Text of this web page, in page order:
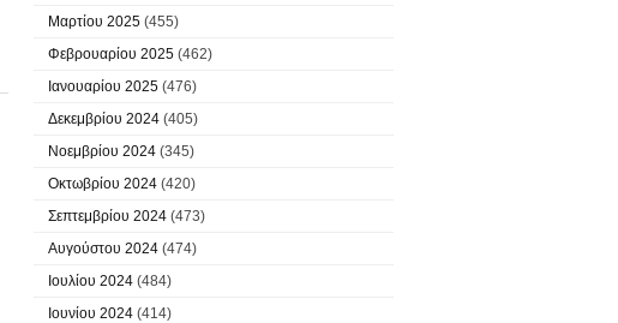
Μαρτίου 2025 (455)
Φεβρουαρίου 2025 (462)
Ιανουαρίου 2025 (476)
Δεκεμβρίου 2024 (405)
Νοεμβρίου 2024 (345)
Οκτωβρίου 2024 (420)
Σεπτεμβρίου 2024 (473)
Αυγούστου 2024 (474)
Ιουλίου 2024 (484)
Ιουνίου 2024 (414)